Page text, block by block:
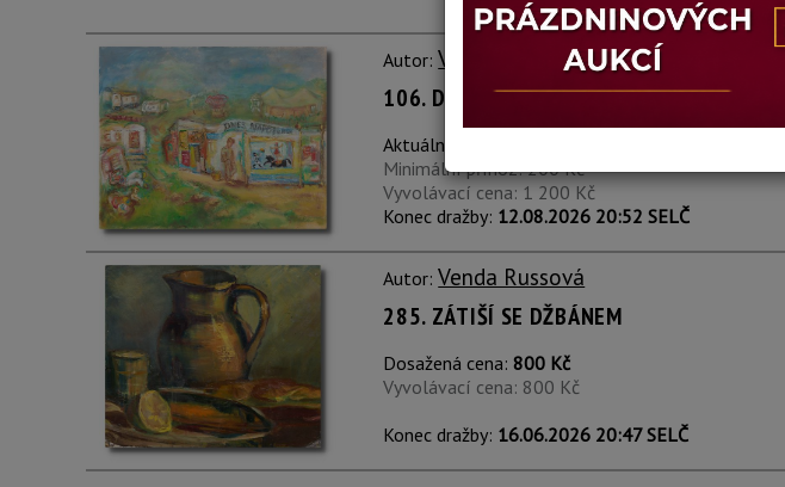
Autor:Venda Russová
106. DNES NAPOSLED
Aktuální cena:
Minimální příhoz: 200 Kč
Vyvolávací cena: 1 200 Kč
Konec dražby: 12.08.2026 20:52 SELČ
Autor:Venda Russová
285. ZÁTIŠÍ SE DŽBÁNEM
Dosažená cena:800 Kč
Vyvolávací cena: 800 Kč
Konec dražby: 16.06.2026 20:47 SELČ